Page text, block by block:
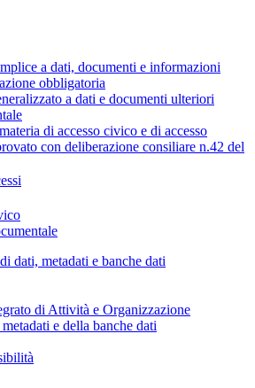
a dati, documenti e informazioni
obbligatoria
a dati e documenti ulteriori
di accesso civico e di accesso
con deliberazione consiliare n.42 del
dati, metadati e banche dati
di Attività e Organizzazione
e della banche dati